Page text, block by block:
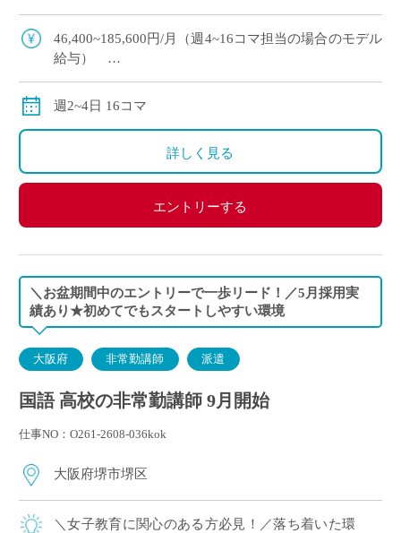
につけ教員としてワンランク上を目指し […]
46,400~185,600円/月（週4~16コマ担当の場合のモデル
給与）
週2~4日 16コマ
詳しく見る
エントリーする
＼お盆期間中のエントリーで一歩リード！／5月採用実
績あり★初めてでもスタートしやすい環境
大阪府 非常勤講師 派遣
国語 高校の非常勤講師 9月開始
仕事NO：O261-2608-036kok
大阪府堺市堺区
＼女子教育に関心のある方必見！／落ち着いた環